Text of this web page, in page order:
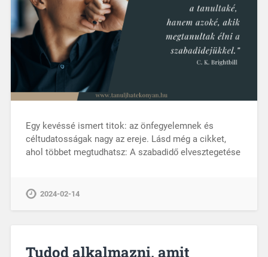
Egy kevéssé ismert titok: az önfegyelemnek és
céltudatosságak nagy az ereje. Lásd még a cikket,
ahol többet megtudhatsz: A szabadidő elvesztegetése
2024-02-14
Tudod alkalmazni, amit